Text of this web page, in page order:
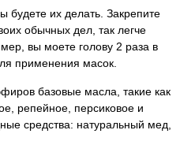
будете их делать. Закрепите
обычных дел, так легче
вы моете голову 2 раза в
применения масок.
базовые масла, такие как
репейное, персиковое и
средства: натуральный мед,